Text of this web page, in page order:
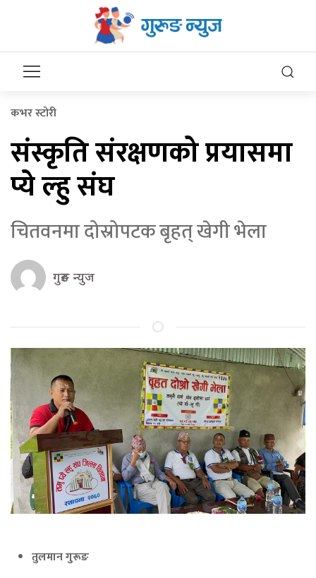
कभर स्टोरी
संस्कृति संरक्षणको प्रयासमा
प्ये ल्हु संघ
चितवनमा दोस्रोपटक बृहत् खेगी भेला
गुरुङ न्युज
तुलमान गुरूङ